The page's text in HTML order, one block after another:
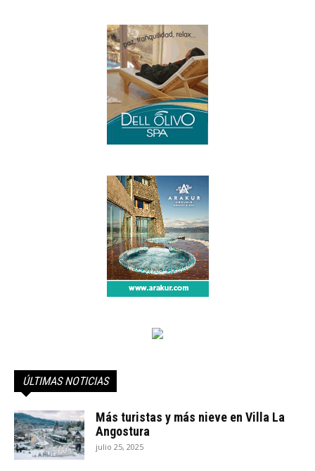
ÚLTIMAS NOTICIAS
Más turistas y más nieve en Villa La
Angostura
julio 25, 2025